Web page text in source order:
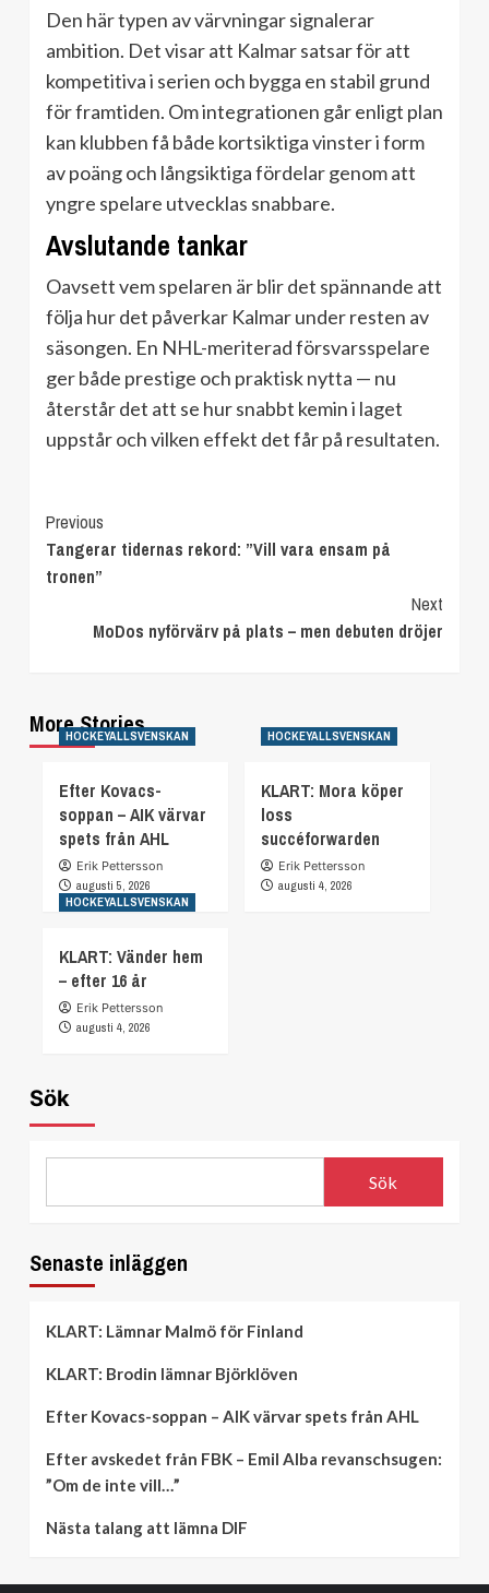
Den här typen av värvningar signalerar
ambition. Det visar att Kalmar satsar för att
kompetitiva i serien och bygga en stabil grund
för framtiden. Om integrationen går enligt plan
kan klubben få både kortsiktiga vinster i form
av poäng och långsiktiga fördelar genom att
yngre spelare utvecklas snabbare.
Avslutande tankar
Oavsett vem spelaren är blir det spännande att
följa hur det påverkar Kalmar under resten av
säsongen. En NHL-meriterad försvarsspelare
ger både prestige och praktisk nytta — nu
återstår det att se hur snabbt kemin i laget
uppstår och vilken effekt det får på resultaten.
Continue
Reading
Previous
Tangerar tidernas rekord: ”Vill vara ensam på
tronen”
Next
MoDos nyförvärv på plats – men debuten dröjer
More Stories
HOCKEYALLSVENSKAN
Efter Kovacs-
soppan – AIK värvar
spets från AHL
Erik Pettersson
augusti 5, 2026
HOCKEYALLSVENSKAN
KLART: Mora köper
loss
succéforwarden
Erik Pettersson
augusti 4, 2026
HOCKEYALLSVENSKAN
KLART: Vänder hem
– efter 16 år
Erik Pettersson
augusti 4, 2026
Sök
Sök
Senaste inläggen
KLART: Lämnar Malmö för Finland
KLART: Brodin lämnar Björklöven
Efter Kovacs-soppan – AIK värvar spets från AHL
Efter avskedet från FBK – Emil Alba revanschsugen:
”Om de inte vill…”
Nästa talang att lämna DIF